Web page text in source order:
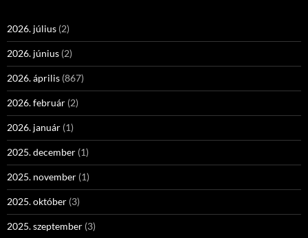
2026. július (2)
2026. június (2)
2026. április (867)
2026. február (2)
2026. január (1)
2025. december (1)
2025. november (1)
2025. október (3)
2025. szeptember (3)